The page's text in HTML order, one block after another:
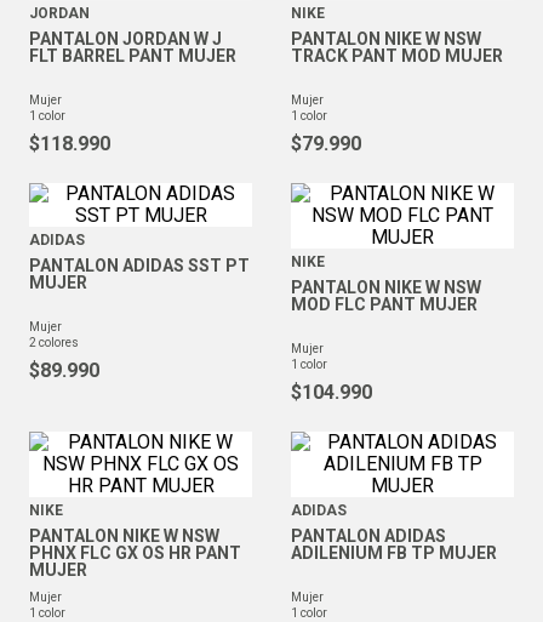
JORDAN
PANTALON JORDAN W J
FLT BARREL PANT MUJER
mujer
1 color
$118.990
NIKE
PANTALON NIKE W NSW
TRACK PANT MOD MUJER
mujer
1 color
$79.990
ADIDAS
PANTALON ADIDAS SST PT
MUJER
mujer
2 colores
$89.990
NIKE
PANTALON NIKE W NSW
MOD FLC PANT MUJER
mujer
1 color
$104.990
NIKE
PANTALON NIKE W NSW
PHNX FLC GX OS HR PANT
MUJER
mujer
1 color
ADIDAS
PANTALON ADIDAS
ADILENIUM FB TP MUJER
mujer
1 color